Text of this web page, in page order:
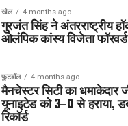
खेल 4 months ago
गुरजंत सिंह ने अंतरराष्ट्रीय
ओलंपिक कांस्य विजेता
फुटबॉल 4 months ago
मैनचेस्टर सिटी का धमाकेदार
यूनाइटेड को 3–0 से हराया,
रिकॉर्ड